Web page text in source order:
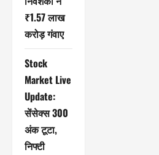
₹1.57 लाख
करोड़ गंवाए
Stock
Market Live
Update:
सेंसेक्स 300
अंक टूटा,
निफ्टी